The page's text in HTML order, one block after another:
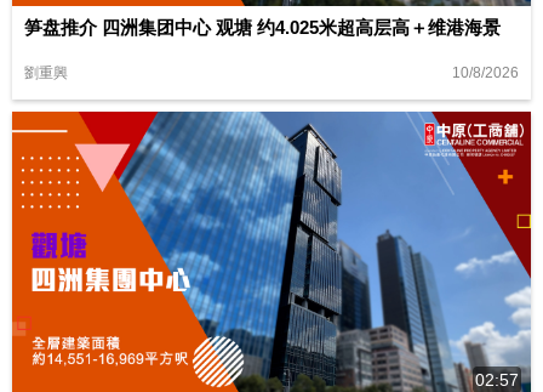
笋盘推介 四洲集团中心 观塘 约4.025米超高层高＋维港海景
劉重興 10/8/2026
02:57